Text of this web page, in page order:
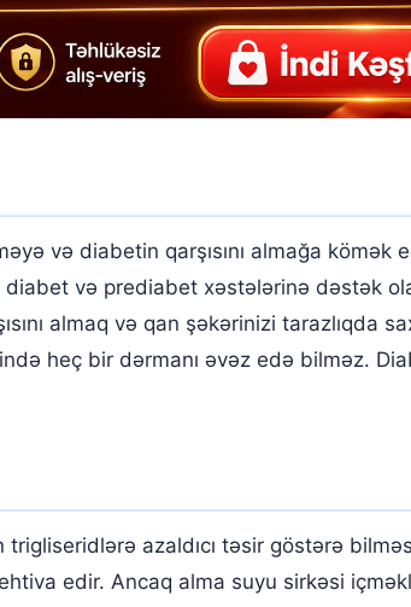
və diabetin qarşısını almağa kömək
diabet və prediabet xəstələrinə dəstək
almaq və qan şəkərinizi tarazlıqda
heç bir dərmanı əvəz edə bilməz.
azaldıcı təsir göstərə
edir. Ancaq alma suyu sirkəsi